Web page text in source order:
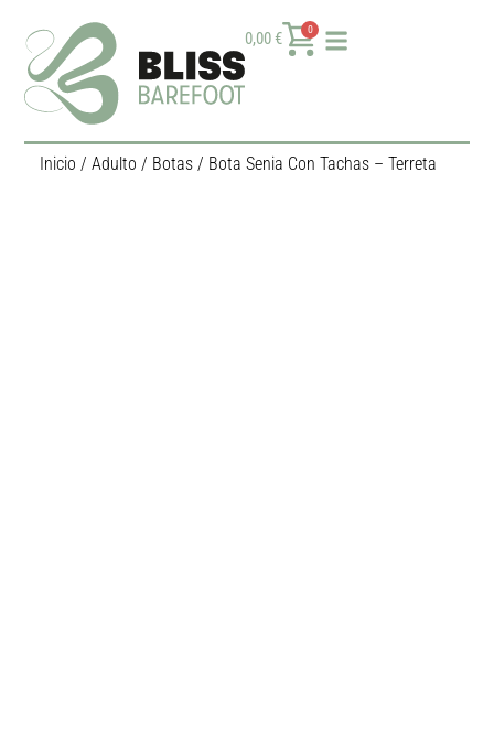
0,00€ 0
Inicio / Adulto / Botas/ Bota Senia Con Tachas – Terreta